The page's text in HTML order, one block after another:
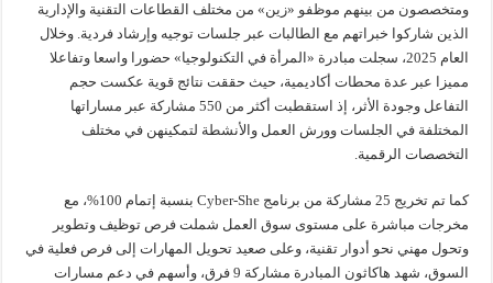
ومتخصصون من بينهم موظفو «زين» من مختلف القطاعات التقنية والإدارية
الذين شاركوا خبراتهم مع الطالبات عبر جلسات توجيه وإرشاد فردية. وخلال
العام 2025، سجلت مبادرة «المرأة في التكنولوجيا» حضورا واسعا وتفاعلا
مميزا عبر عدة محطات أكاديمية، حيث حققت نتائج قوية عكست حجم
التفاعل وجودة الأثر، إذ استقطبت أكثر من 550 مشاركة عبر مساراتها
المختلفة في الجلسات وورش العمل والأنشطة لتمكينهن في مختلف
التخصصات الرقمية.
كما تم تخريج 25 مشاركة من برنامج Cyber-She بنسبة إتمام 100%، مع
مخرجات مباشرة على مستوى سوق العمل شملت فرص توظيف وتطوير
وتحول مهني نحو أدوار تقنية، وعلى صعيد تحويل المهارات إلى فرص فعلية في
السوق، شهد هاكاثون المبادرة مشاركة 9 فرق، وأسهم في دعم مسارات